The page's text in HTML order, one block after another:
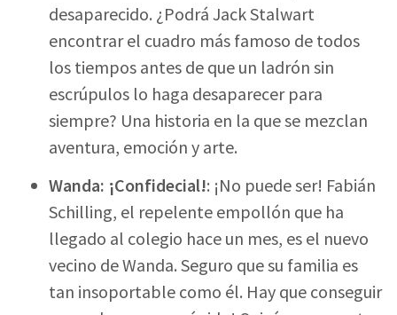
desaparecido. ¿Podrá Jack Stalwart
encontrar el cuadro más famoso de todos
los tiempos antes de que un ladrón sin
escrúpulos lo haga desaparecer para
siempre? Una historia en la que se mezclan
aventura, emoción y arte.
Wanda: ¡Confidecial!: ¡No puede ser! Fabián
Schilling, el repelente empollón que ha
llegado al colegio hace un mes, es el nuevo
vecino de Wanda. Seguro que su familia es
tan insoportable como él. Hay que conseguir